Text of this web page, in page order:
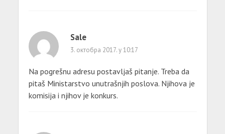
Sale
3. октобра 2017. у 10:17
Na pogrešnu adresu postavljaš pitanje. Treba da
pitaš Ministarstvo unutrašnjih poslova. Njihova je
komisija i njihov je konkurs.